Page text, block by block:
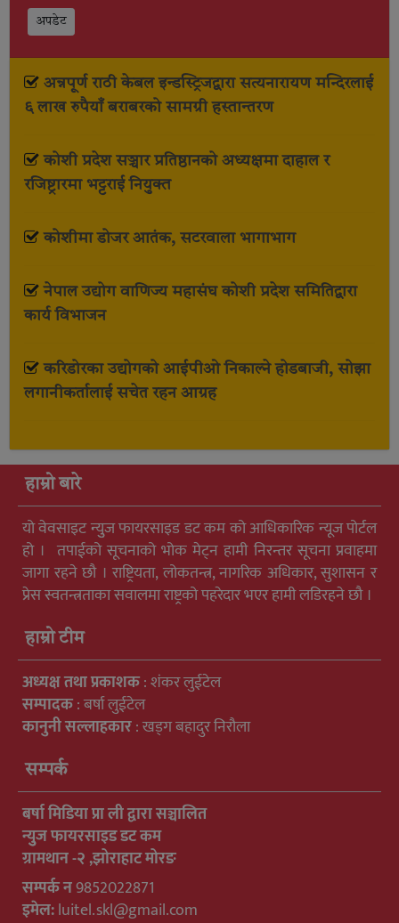
अपडेट
अन्नपूर्ण राठी केबल इन्डस्ट्रिजद्वारा सत्यनारायण मन्दिरलाई
६ लाख रुपैयाँ बराबरको सामग्री हस्तान्तरण
कोशी प्रदेश सञ्चार प्रतिष्ठानको अध्यक्षमा दाहाल र
रजिष्ट्रारमा भट्टराई नियुक्त
कोशीमा डोजर आतंक, सटरवाला भागाभाग
नेपाल उद्योग वाणिज्य महासंघ कोशी प्रदेश समितिद्वारा
कार्य विभाजन
करिडोरका उद्योगको आईपीओ निकाल्ने होडबाजी, सोझा
लगानीकर्तालाई सचेत रहन आग्रह
हाम्रो बारे
यो वेवसाइट न्युुज फायरसाइड डट कम को आधिकारिक न्यूज पोर्टल
हो । तपाईको सूचनाको भोक मेट्न हामी निरन्तर सूचना प्रवाहमा
जागा रहने छौ । राष्ट्रियता, लोकतन्त्र, नागरिक अधिकार, सुशासन र
प्रेस स्वतन्त्रताका सवालमा राष्ट्रको पहरेदार भएर हामी लडिरहने छौ ।
हाम्रो टीम
अध्यक्ष तथा प्रकाशक: शंकर लुईटेल
सम्पादक: बर्षा लुईटेल
कानुनी सल्लाहकार: खड्ग बहादुर निरौला
सम्पर्क
बर्षा मिडिया प्रा ली द्वारा सञ्चालित
न्युुज फायरसाइड डट कम
ग्रामथान -२ ,झोराहाट मोरङ
सम्पर्क न9852022871
इमेल:luitel.skl@gmail.com